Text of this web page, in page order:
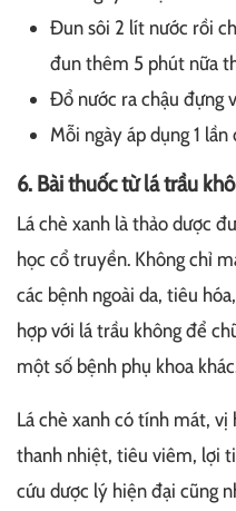
Đun sôi 2 lít nước rồi
đun thêm 5 phút nữa
Đổ nước ra chậu đựng
Mỗi ngày áp dụng 1
6. Bài thuốc từ lá trầu
Lá chè xanh là thảo dược
học cổ truyền. Không chỉ
các bệnh ngoài da, tiêu
hợp với lá trầu không để
một số bệnh phụ khoa
Lá chè xanh có tính mát, vị
thanh nhiệt, tiêu viêm, lợi
cứu dược lý hiện đại cũng